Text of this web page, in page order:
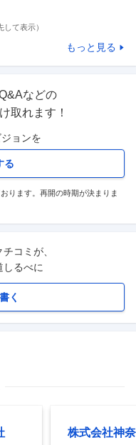
て表示）
もっと見る
などの
取れます！
ョンを
る
ります。再開の時期が決まりま
コミが、
しるべに
く
株式会社神